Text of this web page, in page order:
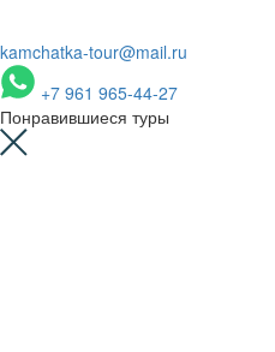
kamchatka-tour@mail.ru
+7 961 965-44-27
Понравившиеся туры